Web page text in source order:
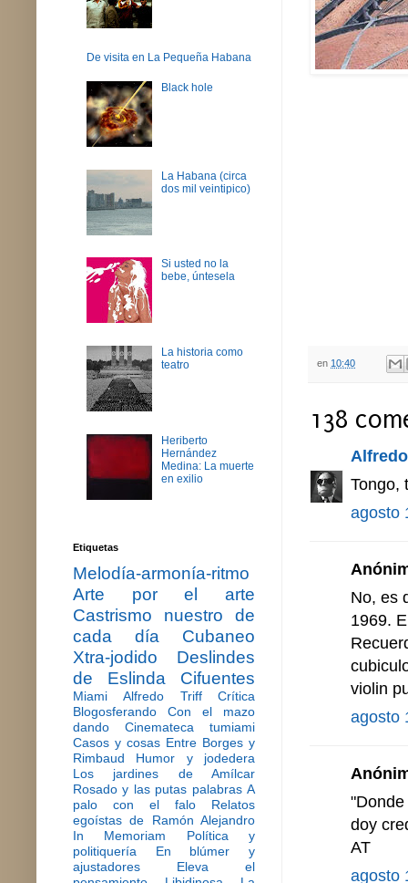
en 10:40
138
Tongo,
agosto
No, es
1969.
violin
agosto
doy
AT
agosto
De visita en La Pequeña Habana
Black hole
La Habana (circa
dos mil veintipico)
Si usted no la
bebe, úntesela
La historia como
teatro
Heriberto
Hernández
Medina: La muerte
en exilio
Etiquetas
Melodía-armonía-ritmo
Arte por el arte
Castrismo nuestro de
cada día
Cubaneo
Xtra-jodido
Deslindes
de Eslinda Cifuentes
Miami Alfredo Triff
Crítica
Blogosferando
Con el mazo
dando
Cinemateca tumiami
Casos y cosas Entre Borges y
Rimbaud
Humor y jodedera
Los jardines de Amílcar
Rosado y las putas palabras A
palo con el falo
Relatos
egoístas de Ramón Alejandro
In Memoriam
Política y
politiquería
En blúmer y
ajustadores
Eleva el